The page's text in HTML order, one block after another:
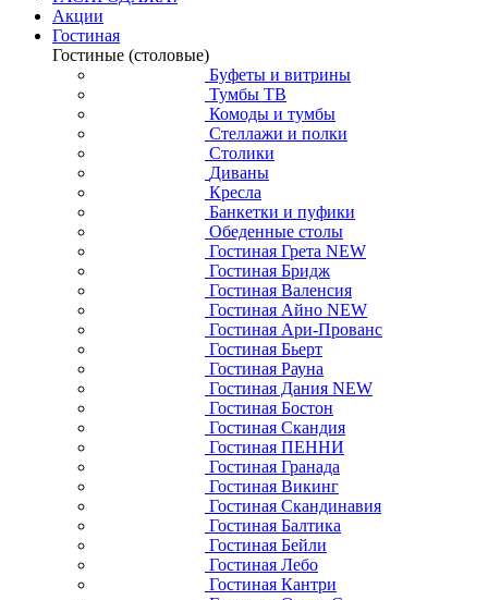
Акции
Гостиная
Гостиные (столовые)
Буфеты и витрины
Тумбы ТВ
Комоды и тумбы
Стеллажи и полки
Столики
Диваны
Кресла
Банкетки и пуфики
Обеденные столы
Гостиная Грета NEW
Гостиная Бридж
Гостиная Валенсия
Гостиная Айно NEW
Гостиная Ари-Прованс
Гостиная Бьерт
Гостиная Рауна
Гостиная Дания NEW
Гостиная Бостон
Гостиная Скандия
Гостиная ПЕННИ
Гостиная Гранада
Гостиная Викинг
Гостиная Скандинавия
Гостиная Балтика
Гостиная Бейли
Гостиная Лебо
Гостиная Кантри